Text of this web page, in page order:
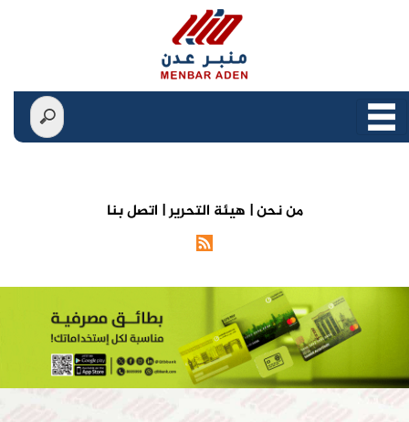
من نحن | هيئة التحرير | اتصل بنا